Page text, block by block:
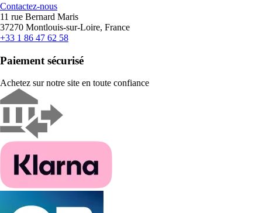
Contactez-nous
11 rue Bernard Maris
37270 Montlouis-sur-Loire, France
+33 1 86 47 62 58
Paiement sécurisé
Achetez sur notre site en toute confiance